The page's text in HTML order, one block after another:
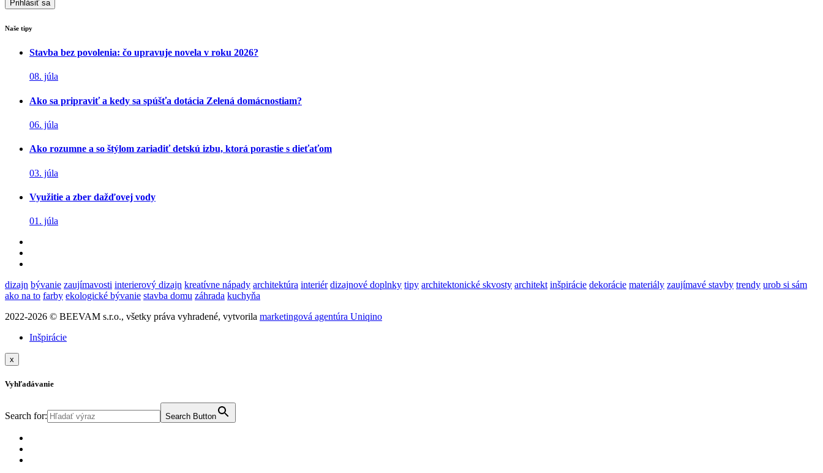
Naše tipy
Stavba bez povolenia: čo upravuje novela v roku 2026?
08. júla
Ako sa pripraviť a kedy sa spúšťa dotácia Zelená domácnostiam?
06. júla
Ako rozumne a so štýlom zariadiť detskú izbu, ktorá porastie s dieťaťom
03. júla
Využitie a zber dažďovej vody
01. júla
dizajn bývanie zaujímavosti interierový dizajn kreatívne nápady architektúra interiér dizajnové doplnky tipy architektonické skvosty architekt inšpirácie dekorácie materiály zaujímavé stavby trendy urob si sám
ako na to farby ekologické bývanie stavba domu záhrada kuchyňa
2022-2026 © BEEVAM s.r.o., všetky práva vyhradené, vytvorila marketingová agentúra Uniqino
Inšpirácie
x
Vyhľadávanie
Search for: Search Button